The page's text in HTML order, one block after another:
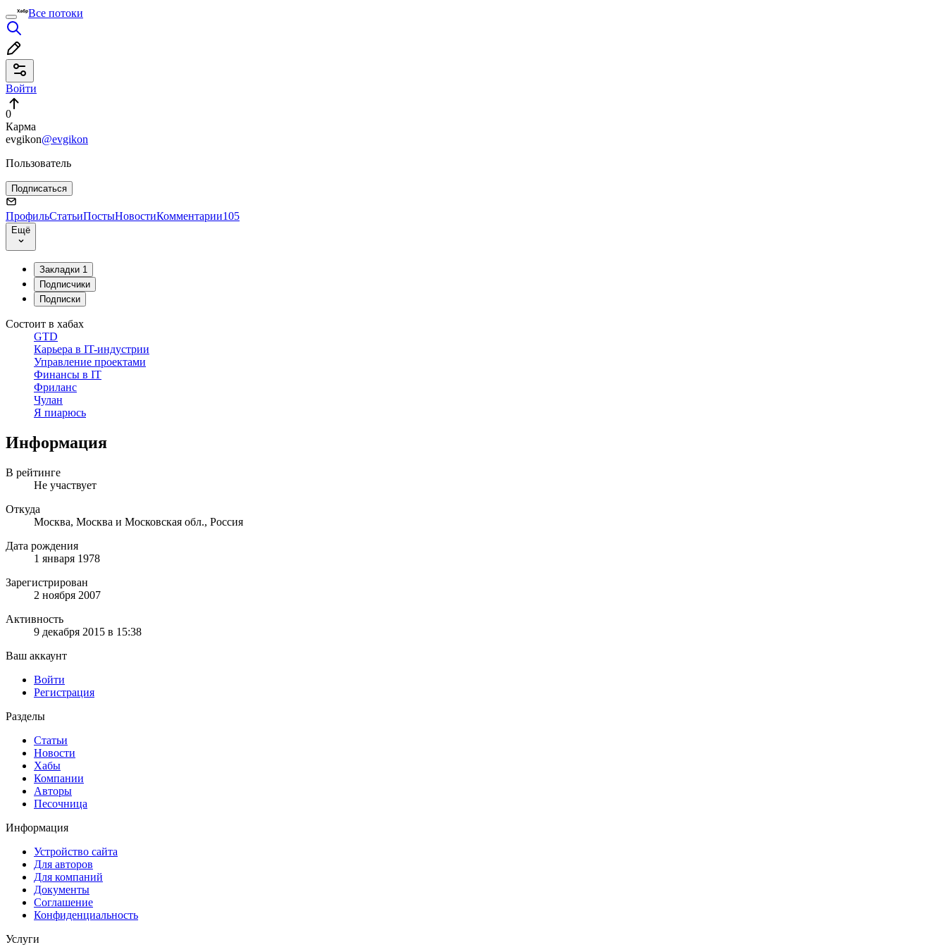
Все потоки
Войти
0
Карма
evgikon@evgikon
Пользователь
Подписаться
ПрофильСтатьиПостыНовостиКомментарии105
Ещё
Закладки 1
Подписчики
Подписки
Состоит в хабах
GTD
Карьера в IT-индустрии
Управление проектами
Финансы в IT
Фриланс
Чулан
Я пиарюсь
Информация
В рейтинге
Не участвует
Откуда
Москва, Москва и Московская обл., Россия
Дата рождения
1 января 1978
Зарегистрирован
2 ноября 2007
Активность
9 декабря 2015 в 15:38
Ваш аккаунт
Войти
Регистрация
Разделы
Статьи
Новости
Хабы
Компании
Авторы
Песочница
Информация
Устройство сайта
Для авторов
Для компаний
Документы
Соглашение
Конфиденциальность
Услуги